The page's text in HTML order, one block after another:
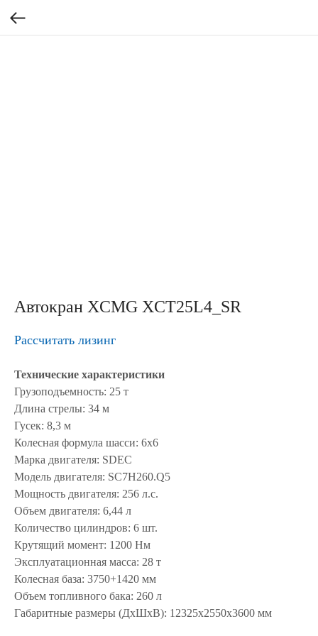
Автокран XCMG XCT25L4_SR
Рассчитать лизинг
Технические характеристики
Грузоподъемность: 25 т
Длина стрелы: 34 м
Гусек: 8,3 м
Колесная формула шасси: 6х6
Марка двигателя: SDEC
Модель двигателя: SC7H260.Q5
Мощность двигателя: 256 л.с.
Объем двигателя: 6,44 л
Количество цилиндров: 6 шт.
Крутящий момент: 1200 Нм
Эксплуатационная масса: 28 т
Колесная база: 3750+1420 мм
Объем топливного бака: 260 л
Габаритные размеры (ДхШхВ): 12325x2550x3600 мм